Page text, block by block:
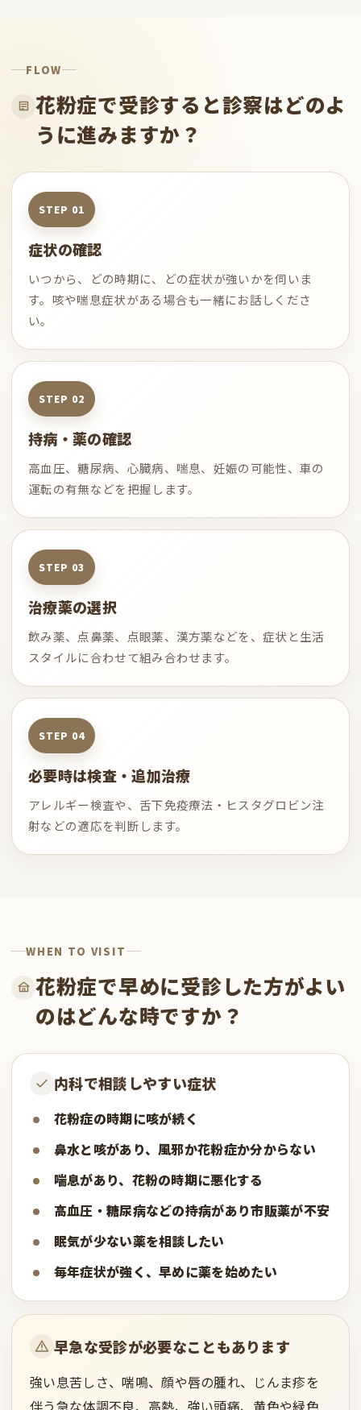
FLOW
花粉症で受診すると診察はどのよ
うに進みますか？
症状の確認
いつから、どの時期に、どの症状が強いかを伺いま
す。咳や喘息症状がある場合も一緒にお話しくださ
い。
持病・薬の確認
高血圧、糖尿病、心臓病、喘息、妊娠の可能性、車の
運転の有無などを把握します。
治療薬の選択
飲み薬、点鼻薬、点眼薬、漢方薬などを、症状と生活
スタイルに合わせて組み合わせます。
必要時は検査・追加治療
アレルギー検査や、舌下免疫療法・ヒスタグロビン注
射などの適応を判断します。
WHEN TO VISIT
花粉症で早めに受診した方がよい
のはどんな時ですか？
内科で相談しやすい症状
花粉症の時期に咳が続く
鼻水と咳があり、風邪か花粉症か分からない
喘息があり、花粉の時期に悪化する
高血圧・糖尿病などの持病があり市販薬が不安
眠気が少ない薬を相談したい
毎年症状が強く、早めに薬を始めたい
早急な受診が必要なこともあります
強い息苦しさ、喘鳴、顔や唇の腫れ、じんま疹を
伴う急な体調不良、高熱、強い頭痛、黄色や緑色